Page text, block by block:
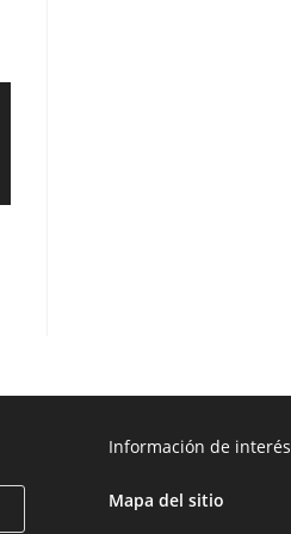
Información de interés
Mapa del sitio